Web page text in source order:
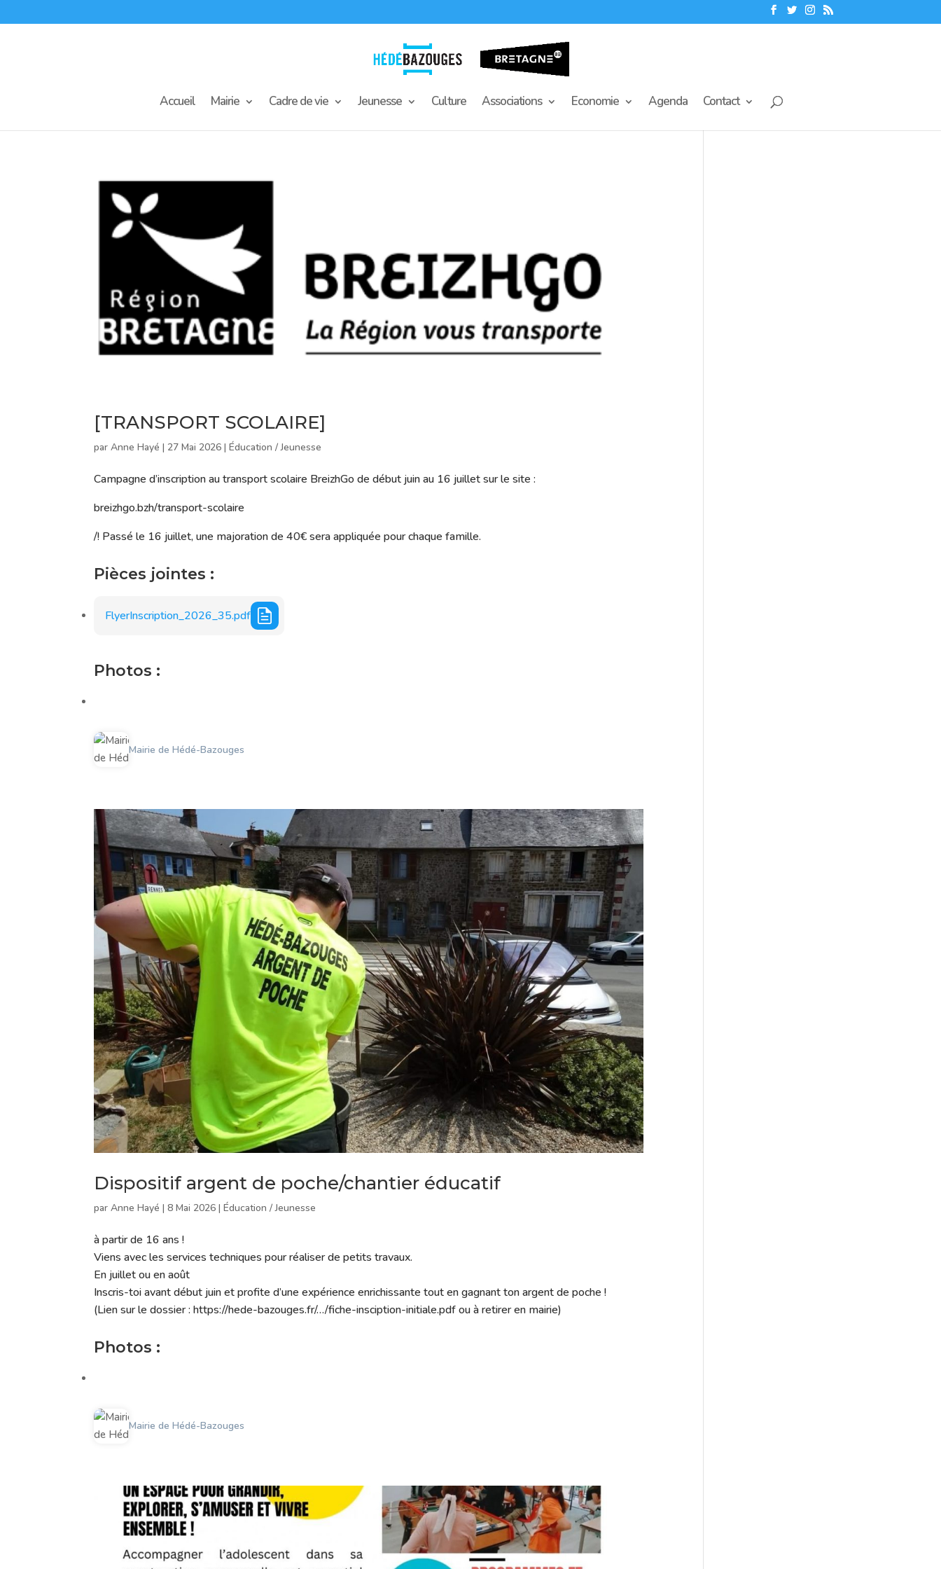
Accueil Mairie Cadre de vie Jeunesse Culture Associations Economie Agenda Contact
[TRANSPORT SCOLAIRE]
parAnne Hayé | 27 Mai 2026 |Éducation / Jeunesse
Campagne d’inscription au transport scolaire BreizhGo de début juin au 16 juillet sur le site :
breizhgo.bzh/transport-scolaire
/! Passé le 16 juillet, une majoration de 40€ sera appliquée pour chaque famille.
Pièces jointes :
FlyerInscription_2026_35.pdf
Photos :
Mairie de Hédé-Bazouges
Dispositif argent de poche/chantier éducatif
parAnne Hayé |8 Mai 2026 |Éducation / Jeunesse
à partir de 16 ans !
Viens avec les services techniques pour réaliser de petits travaux.
En juillet ou en août
Inscris-toi avant début juin et profite d’une expérience enrichissante tout en gagnant ton argent de poche !
(Lien sur le dossier : https://hede-bazouges.fr/…/fiche-insciption-initiale.pdf ou à retirer en mairie)
Photos :
Mairie de Hédé-Bazouges